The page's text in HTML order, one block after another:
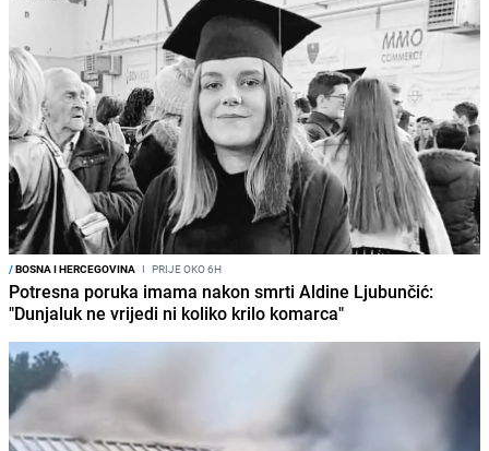
/BOSNA I HERCEGOVINA I PRIJE OKO 6H
Potresna poruka imama nakon smrti Aldine Ljubunčić:
"Dunjaluk ne vrijedi ni koliko krilo komarca"